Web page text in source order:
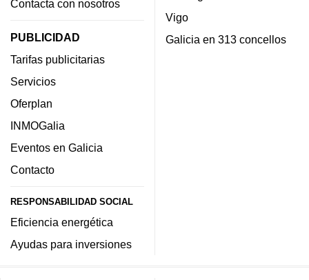
Contacta con nosotros
PUBLICIDAD
Tarifas publicitarias
Servicios
Oferplan
INMOGalia
Eventos en Galicia
Contacto
RESPONSABILIDAD SOCIAL
Eficiencia energética
Ayudas para inversiones
Vigo
Galicia en 313 concellos